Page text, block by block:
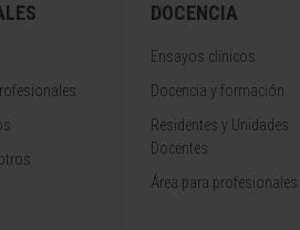
DOCENCIA
Ensayos clínicos
Docencia y formación
Residentes y Unidades
Docentes
Área para profesionales